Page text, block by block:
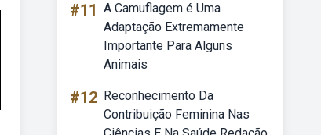
#11 A Camuflagem é Uma
Adaptação Extremamente
Importante Para Alguns
Animais
#12 Reconhecimento Da
Contribuição Feminina Nas